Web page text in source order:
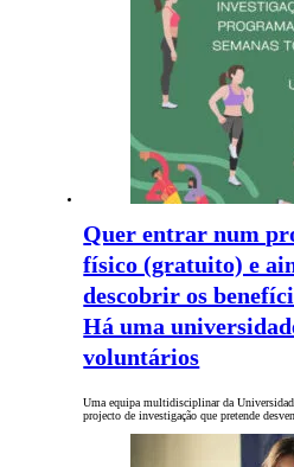
Quer entrar num
físico (gratuito) e
descobrir os
Há uma
voluntários
Uma equipa multidisciplinar da
projecto de investigação que pretende